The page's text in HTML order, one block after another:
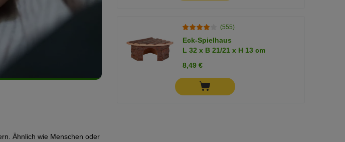
Ähnlich wie Menschen oder
(555)
Eck-Spielhaus
L 32 x B 21/21 x H 13 cm
8,49 €